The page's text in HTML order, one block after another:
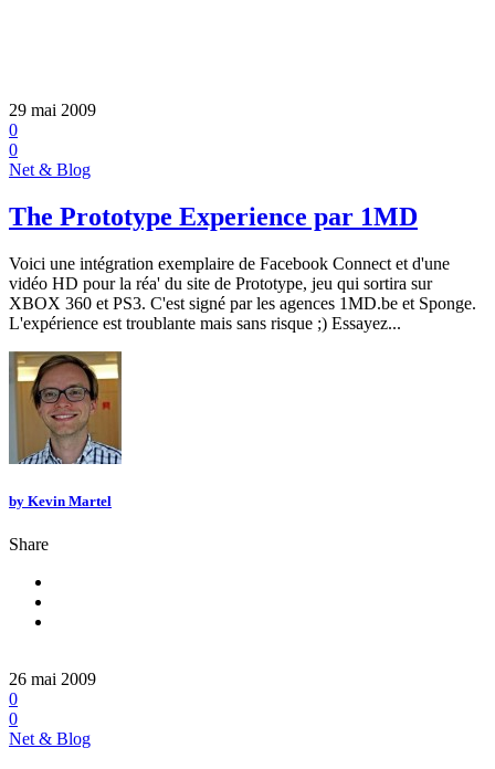
29 mai 2009
0
0
Net & Blog
The Prototype Experience par 1MD
Voici une intégration exemplaire de Facebook Connect et d'une
vidéo HD pour la réa' du site de Prototype, jeu qui sortira sur
XBOX 360 et PS3. C'est signé par les agences 1MD.be et Sponge.
L'expérience est troublante mais sans risque ;) Essayez...
by Kevin Martel
Share
26 mai 2009
0
0
Net & Blog